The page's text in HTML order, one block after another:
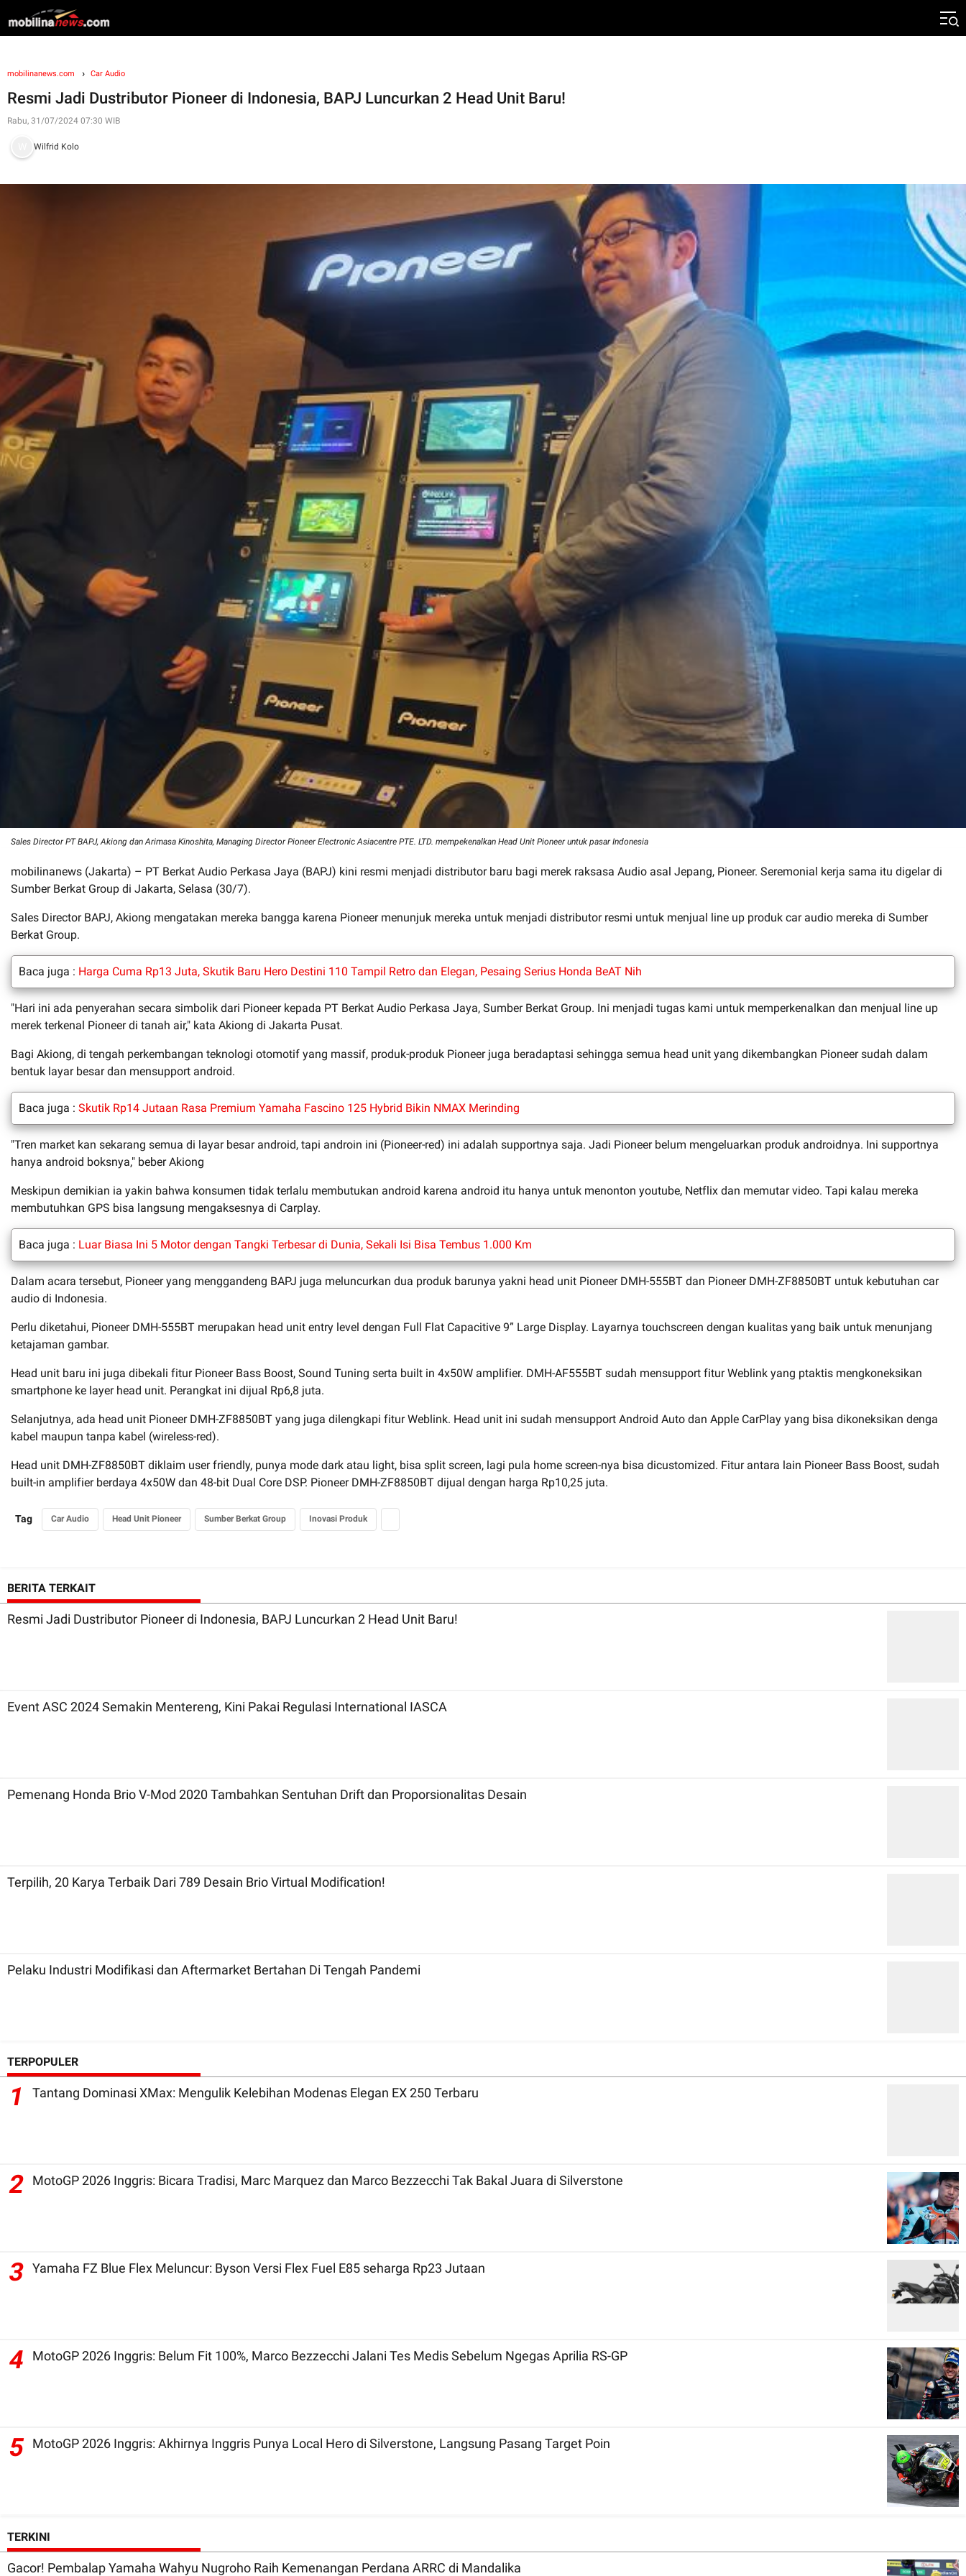
mobilinanews.com Car Audio
Resmi Jadi Dustributor Pioneer di Indonesia, BAPJ Luncurkan 2 Head Unit Baru!
Rabu, 31/07/2024 07:30 WIB
Wilfrid Kolo
Sales Director PT BAPJ, Akiong dan Arimasa Kinoshita, Managing Director Pioneer Electronic Asiacentre PTE. LTD. mempekenalkan Head Unit Pioneer untuk pasar Indonesia
mobilinanews (Jakarta) – PT Berkat Audio Perkasa Jaya (BAPJ) kini resmi menjadi distributor baru bagi merek raksasa Audio asal Jepang, Pioneer. Seremonial kerja sama itu digelar di
Sumber Berkat Group di Jakarta, Selasa (30/7).
Sales Director BAPJ, Akiong mengatakan mereka bangga karena Pioneer menunjuk mereka untuk menjadi distributor resmi untuk menjual line up produk car audio mereka di Sumber
Berkat Group.
Baca juga : Harga Cuma Rp13 Juta, Skutik Baru Hero Destini 110 Tampil Retro dan Elegan, Pesaing Serius Honda BeAT Nih
"Hari ini ada penyerahan secara simbolik dari Pioneer kepada PT Berkat Audio Perkasa Jaya, Sumber Berkat Group. Ini menjadi tugas kami untuk memperkenalkan dan menjual line up
merek terkenal Pioneer di tanah air," kata Akiong di Jakarta Pusat.
Bagi Akiong, di tengah perkembangan teknologi otomotif yang massif, produk-produk Pioneer juga beradaptasi sehingga semua head unit yang dikembangkan Pioneer sudah dalam
bentuk layar besar dan mensupport android.
Baca juga : Skutik Rp14 Jutaan Rasa Premium Yamaha Fascino 125 Hybrid Bikin NMAX Merinding
"Tren market kan sekarang semua di layar besar android, tapi androin ini (Pioneer-red) ini adalah supportnya saja. Jadi Pioneer belum mengeluarkan produk androidnya. Ini supportnya
hanya android boksnya," beber Akiong
Meskipun demikian ia yakin bahwa konsumen tidak terlalu membutukan android karena android itu hanya untuk menonton youtube, Netflix dan memutar video. Tapi kalau mereka
membutuhkan GPS bisa langsung mengaksesnya di Carplay.
Baca juga : Luar Biasa Ini 5 Motor dengan Tangki Terbesar di Dunia, Sekali Isi Bisa Tembus 1.000 Km
Dalam acara tersebut, Pioneer yang menggandeng BAPJ juga meluncurkan dua produk barunya yakni head unit Pioneer DMH-555BT dan Pioneer DMH-ZF8850BT untuk kebutuhan car
audio di Indonesia.
Perlu diketahui, Pioneer DMH-555BT merupakan head unit entry level dengan Full Flat Capacitive 9” Large Display. Layarnya touchscreen dengan kualitas yang baik untuk menunjang
ketajaman gambar.
Head unit baru ini juga dibekali fitur Pioneer Bass Boost, Sound Tuning serta built in 4x50W amplifier. DMH-AF555BT sudah mensupport fitur Weblink yang ptaktis mengkoneksikan
smartphone ke layer head unit. Perangkat ini dijual Rp6,8 juta.
Selanjutnya, ada head unit Pioneer DMH-ZF8850BT yang juga dilengkapi fitur Weblink. Head unit ini sudah mensupport Android Auto dan Apple CarPlay yang bisa dikoneksikan denga
kabel maupun tanpa kabel (wireless-red).
Head unit DMH-ZF8850BT diklaim user friendly, punya mode dark atau light, bisa split screen, lagi pula home screen-nya bisa dicustomized. Fitur antara lain Pioneer Bass Boost, sudah
built-in amplifier berdaya 4x50W dan 48-bit Dual Core DSP. Pioneer DMH-ZF8850BT dijual dengan harga Rp10,25 juta.
Tag Car Audio Head Unit Pioneer Sumber Berkat Group Inovasi Produk
BERITA TERKAIT
Resmi Jadi Dustributor Pioneer di Indonesia, BAPJ Luncurkan 2 Head Unit Baru!
Event ASC 2024 Semakin Mentereng, Kini Pakai Regulasi International IASCA
Pemenang Honda Brio V-Mod 2020 Tambahkan Sentuhan Drift dan Proporsionalitas Desain
Terpilih, 20 Karya Terbaik Dari 789 Desain Brio Virtual Modification!
Pelaku Industri Modifikasi dan Aftermarket Bertahan Di Tengah Pandemi
TERPOPULER
1 Tantang Dominasi XMax: Mengulik Kelebihan Modenas Elegan EX 250 Terbaru
2 MotoGP 2026 Inggris: Bicara Tradisi, Marc Marquez dan Marco Bezzecchi Tak Bakal Juara di Silverstone
3 Yamaha FZ Blue Flex Meluncur: Byson Versi Flex Fuel E85 seharga Rp23 Jutaan
4 MotoGP 2026 Inggris: Belum Fit 100%, Marco Bezzecchi Jalani Tes Medis Sebelum Ngegas Aprilia RS-GP
5 MotoGP 2026 Inggris: Akhirnya Inggris Punya Local Hero di Silverstone, Langsung Pasang Target Poin
TERKINI
Gacor! Pembalap Yamaha Wahyu Nugroho Raih Kemenangan Perdana ARRC di Mandalika